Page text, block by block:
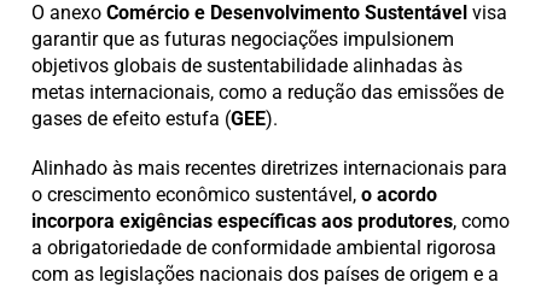
O anexo Comércio e Desenvolvimento Sustentável visa
garantir que as futuras negociações impulsionem
objetivos globais de sustentabilidade alinhadas às
metas internacionais, como a redução das emissões de
gases de efeito estufa (GEE).
Alinhado às mais recentes diretrizes internacionais para
o crescimento econômico sustentável, o acordo
incorpora exigências específicas aos produtores, como
a obrigatoriedade de conformidade ambiental rigorosa
com as legislações nacionais dos países de origem e a